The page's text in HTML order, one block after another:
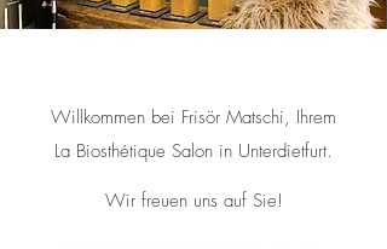
Willkommen bei Frisör Matschi, Ihrem
La Biosthétique Salon in Unterdietfurt.
Wir freuen uns auf Sie!